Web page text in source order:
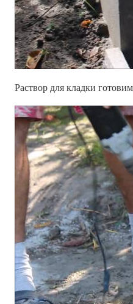
Раствор для кладки